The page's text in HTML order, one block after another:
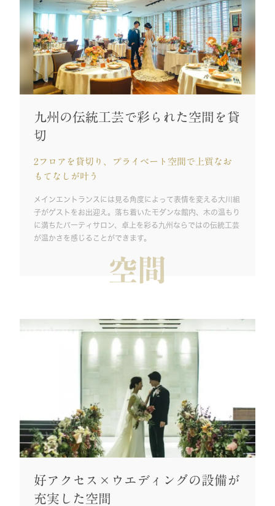
九州の伝統工芸で彩られた空間を貸
切
2フロアを貸切り、プライベート空間で上質なお
もてなしが叶う
メインエントランスには見る角度によって表情を変える大川組
子がゲストをお出迎え。落ち着いたモダンな館内、木の温もり
に満ちたパーティサロン、卓上を彩る九州ならではの伝統工芸
が温かさを感じることができます。
空間
好アクセス×ウエディングの設備が
充実した空間